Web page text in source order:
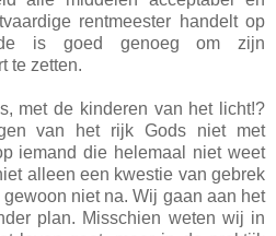
rentmeester handelt op
is goed genoeg om zijn
te zetten.
met de kinderen van het licht!?
van het rijk Gods niet met
iemand die helemaal niet weet
alleen een kwestie van gebrek
niet na. Wij gaan aan het
plan. Misschien weten wij in